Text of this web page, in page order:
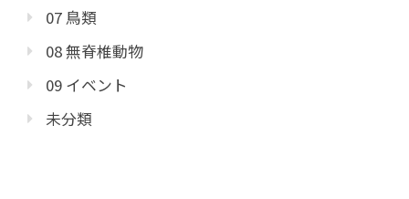
07 鳥類
08 無脊椎動物
09 イベント
未分類